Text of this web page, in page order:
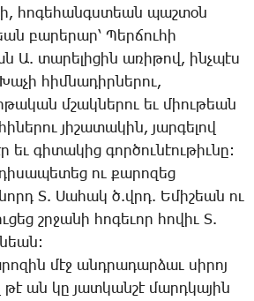
հո­գե­հանգս­տեան պաշ­տօն
բա­րե­րար՝ ­­­­Պեր­ճու­հի
Ա. տա­րե­լի­ցին ա­ռի­թով, ինչ­պէս
հիմ­նա­դիր­նե­րու,
մշակ­նե­րու եւ միու­թեան
յի­շա­տա­կին, յար­գե­լով
եւ գի­տա­կից գոր­ծու­նէու­թիւ­նը:
ու քա­րո­զեց
Տ. ­­Սա­հակ ծ.վրդ. Ե­մի­շեան ու
շրջա­նի հո­գե­ւոր հո­վիւ Տ.
մէջ անդրադարձաւ սիրոյ
թէ ան կը յատկանշէ մարդկային